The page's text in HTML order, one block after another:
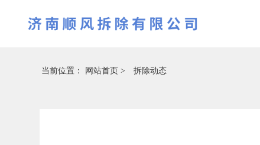
当前位置： 网站首页 > 拆除动态